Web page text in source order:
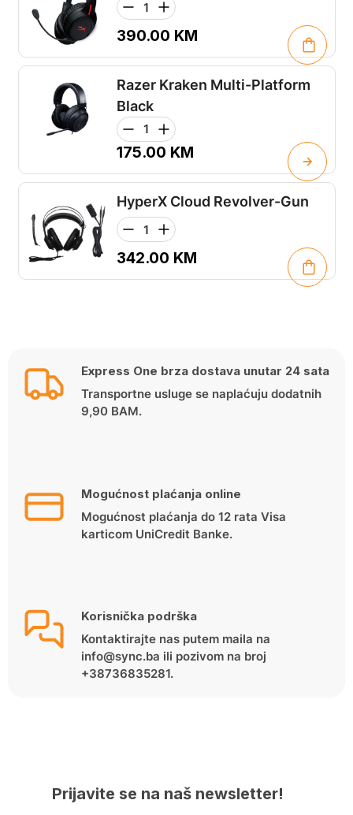
390.00 KM
Razer Kraken Multi-Platform
Black
175.00 KM
HyperX Cloud Revolver-Gun
342.00 KM
Express One brza dostava unutar 24 sata
Transportne usluge se naplaćuju dodatnih
9,90 BAM.
Mogućnost plaćanja online
Mogućnost plaćanja do 12 rata Visa
karticom UniCredit Banke.
Korisnička podrška
Kontaktirajte nas putem maila na
info@sync.ba ili pozivom na broj
+38736835281.
Prijavite se na naš newsletter!